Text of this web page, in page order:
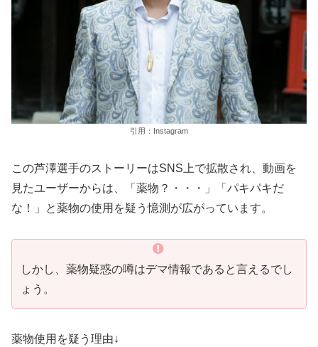
引用：Instagram
この芦澤選手のストーリーはSNS上で拡散され、動画を
見たユーザーからは、「薬物？・・・」「パキパキだ
な！」と薬物の使用を疑う憶測が広がっています。
しかし、薬物疑惑の噂はデマ情報であると言えるでし
ょう。
薬物使用を疑う理由↓